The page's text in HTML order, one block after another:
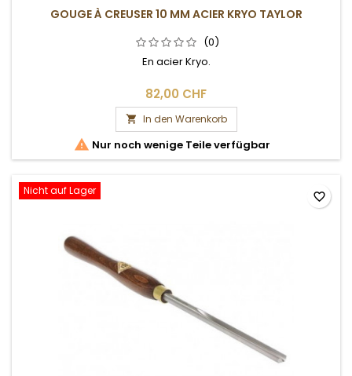
GOUGE À CREUSER 10 MM ACIER KRYO TAYLOR
(0)
En acier Kryo.
82,00 CHF
 In den Warenkorb
 Nur noch wenige Teile verfügbar
Nicht auf Lager favorite_border